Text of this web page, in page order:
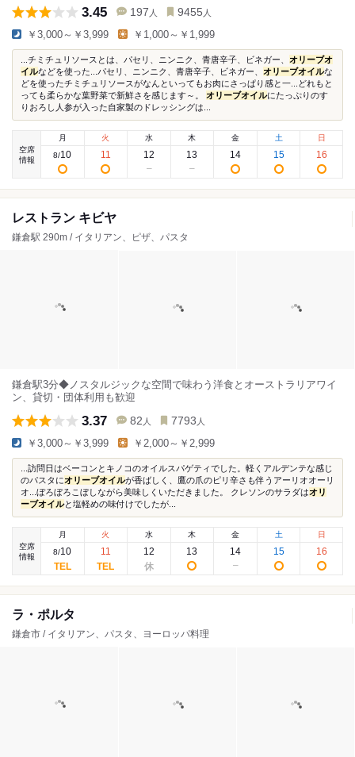
3.45 197 人 9455 人
￥3,000～￥3,999 ￥1,000～￥1,999
...チミチュリソースとは、パセリ、ニンニク、青唐辛子、ビネガー、 オリーブオ
イルなどを使った...パセリ、ニンニク、青唐辛子、ビネガー、 オリーブオイルな
どを使ったチミチュリソースがなんといってもお肉にさっぱり感と一...どれもと
っても柔らかな葉野菜で新鮮さを感じます～。 オリーブオイルにたっぷりのす
りおろし人参が入った自家製のドレッシングは...
空席
情報
月
8/10
火
11
水
12
木
13
金
14
土
15
日
16
レストラン キビヤ
鎌倉駅 290m / イタリアン、ピザ、パスタ
鎌倉駅3分◆ノスタルジックな空間で味わう洋食とオーストラリアワイ
ン、貸切・団体利用も歓迎
3.37 82 人 7793 人
￥3,000～￥3,999 ￥2,000～￥2,999
...訪問日はベーコンとキノコのオイルスパゲティでした。軽くアルデンテな感じ
のパスタにオリーブオイルが香ばしく、鷹の爪のピリ辛さも伴うアーリオオーリ
オ...ぼろぼろこぼしながら美味しくいただきました。 クレソンのサラダはオリ
ーブオイルと塩軽めの味付けでしたが...
空席
情報
月
8/10
火
11
水
12
木
13
金
14
土
15
日
16
ラ・ポルタ
鎌倉市 / イタリアン、パスタ、ヨーロッパ料理